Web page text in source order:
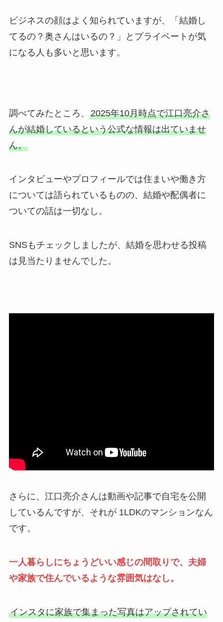
ビジネスの顔はよく知られていますが、「結婚し
てるの？奥さんはいるの？」とプライベートが気
になる人も多いと思います。
調べてみたところ、 2025年10月時点で江口亮介さ
んが結婚しているという公式な情報は出ていませ
ん。
インタビューやプロフィールでは住まいや働き方
については語られているものの、結婚や配偶者に
ついての話は一切なし。
SNSもチェックしましたが、結婚を思わせる投稿
は見当たりませんでした。
さらに、江口亮介さんは動画や記事で自宅を公開
しているんですが、それが 1LDKのマンションなん
です。
一人暮らしにちょうどいい感じの間取りで、夫婦
や家族で住んでいるような雰囲気はなし。
インスタに家族で集まった写真はアップされてい